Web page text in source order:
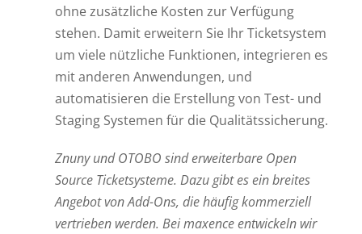
ohne zusätzliche Kosten zur Verfügung
stehen. Damit erweitern Sie Ihr Ticketsystem
um viele nützliche Funktionen, integrieren es
mit anderen Anwendungen, und
automatisieren die Erstellung von Test- und
Staging Systemen für die Qualitätssicherung.
Znuny und OTOBO sind erweiterbare Open
Source Ticketsysteme. Dazu gibt es ein breites
Angebot von Add-Ons, die häufig kommerziell
vertrieben werden. Bei maxence entwickeln wir